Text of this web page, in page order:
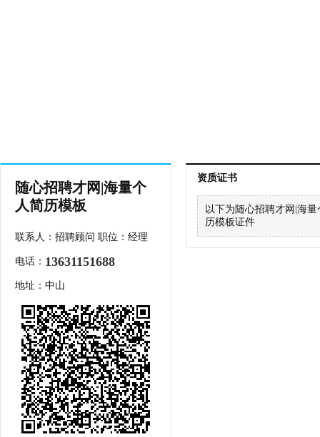
随心招聘才网|海量个
人简历模板
联系人：招聘顾问 职位：经理
电话： 13631151688
地址：中山
资质证书
以下为随心招聘才网|海
历模板证件